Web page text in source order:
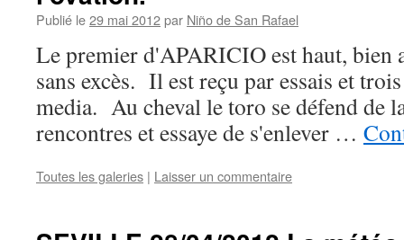
Publié le29 mai 2012par Niño de San Rafael
Le premier d'APARICIO est haut, bien
sans excès. Il est reçu par essais et
media. Au cheval le toro se défend de
rencontres et essaye de s'enlever …
Toutes les galeries | Laisser un commentaire